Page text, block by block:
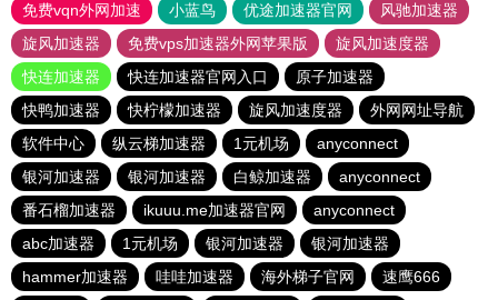
免费vqn外网加速
小蓝鸟 优途加速器官网
风驰加速器
旋风加速器
免费vps加速器外网苹果版
旋风加速度器
快连加速器
快连加速器官网入口
原子加速器
快鸭加速器
快柠檬加速器 旋风加速度器
外网网址导航
软件中心
纵云梯加速器 1元机场
anyconnect
银河加速器
银河加速器 白鲸加速器
anyconnect
番石榴加速器
ikuuu.me加速器官网
anyconnect
abc加速器
1元机场 银河加速器
银河加速器
hammer加速器
哇哇加速器 海外梯子官网
速鹰666